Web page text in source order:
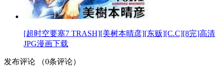
[超时空要塞7 TRASH][美树本晴彦][东贩][C.C][8完]高清
JPG漫画下载
发布评论 （0条评论）